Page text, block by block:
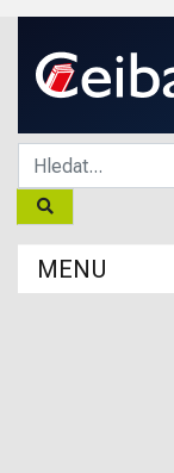
MENU